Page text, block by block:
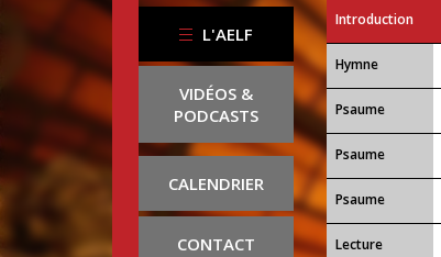
L'AELF
VIDÉOS &
PODCASTS
CALENDRIER
CONTACT
Introduction
Hymne
Psaume
Psaume
Psaume
Lecture